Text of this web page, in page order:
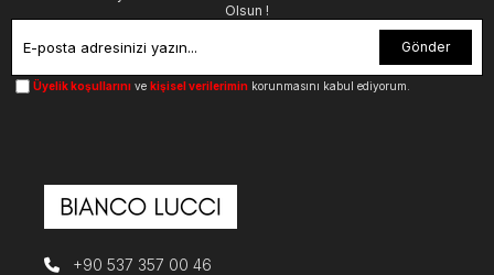
Olsun !
Gönder
Üyelik koşullarını ve kişisel verilerimin korunmasını kabul ediyorum.
+90 537 357 00 46